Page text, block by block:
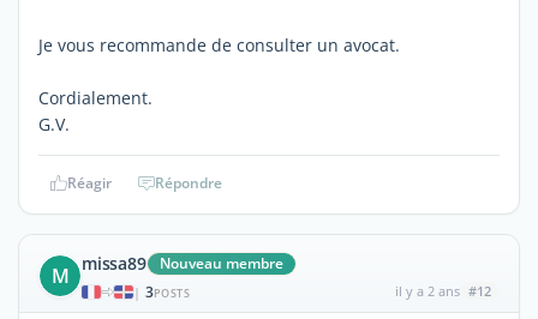
Je vous recommande de consulter un avocat.
Cordialement.
G.V.
Réagir Répondre
M missa89 Nouveau membre
| 3POSTS il y a 2 ans #12